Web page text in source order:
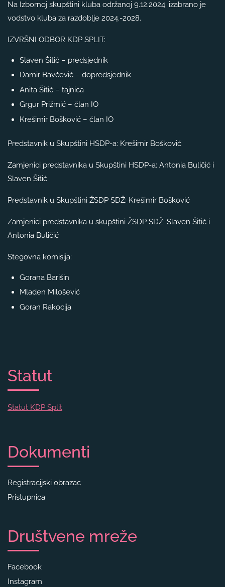
Na Izbornoj skupštini kluba održanoj 9.12.2024. izabrano je
vodstvo kluba za razdoblje 2024.-2028.
IZVRŠNI ODBOR KDP SPLIT:
Slaven Šitić – predsjednik
Damir Bavčević – dopredsjednik
Anita Šitić – tajnica
Grgur Prižmić – član IO
Krešimir Bošković – član IO
Predstavnik u Skupštini HSDP-a: Krešimir Bošković
Zamjenici predstavnika u Skupštini HSDP-a: Antonia Buličić i
Slaven Šitić
Predstavnik u Skupštini ŽSDP SDŽ: Krešimir Bošković
Zamjenici predstavnika u skupštini ŽSDP SDŽ: Slaven Šitić i
Antonia Buličić
Stegovna komisija:
Gorana Barišin
Mladen Milošević
Goran Rakocija
Statut
Statut KDP Split
Dokumenti
Registracijski obrazac
Pristupnica
Društvene mreže
Facebook
Instagram